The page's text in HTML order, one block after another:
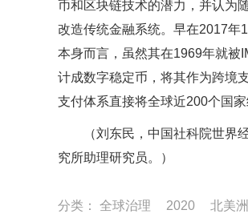
币和区块链技术的潜力，并认为
改造传统金融系统。早在2017年
本身而言，虽然其在1969年就被
计成数字稳定币，将其作为跨境
支付体系直接将全球近200个国
（刘东民，中国社科院世
究所助理研究员。）
分类： 全球治理 2020 北美洲